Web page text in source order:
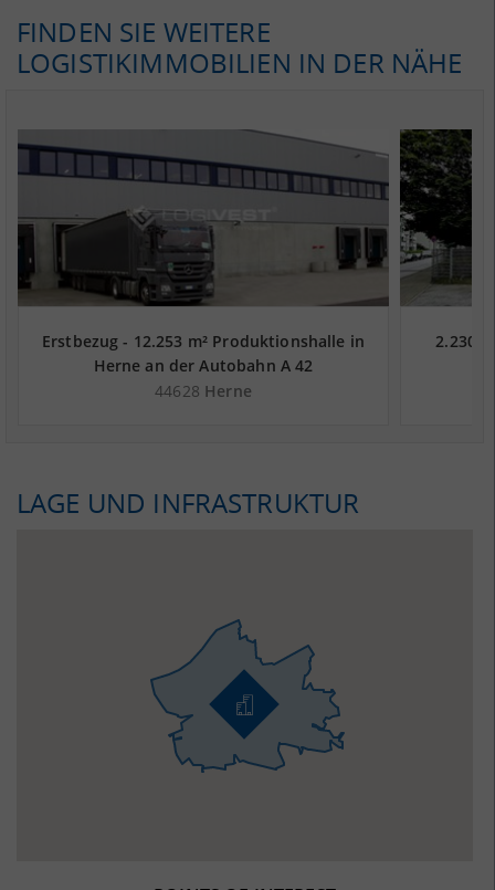
FINDEN SIE WEITERE
LOGISTIKIMMOBILIEN IN DER NÄHE
Erstbezug - 12.253 m² Produktionshalle in
Herne an der Autobahn A 42
44628 Herne
2.230
LAGE UND INFRASTRUKTUR